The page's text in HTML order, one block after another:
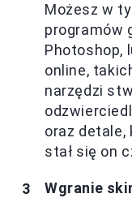
Możesz w
programów
Photoshop,
online,
narzędzi
oraz detale,
stał się on
Wgranie